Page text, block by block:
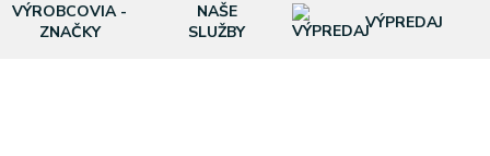
VÝROBCOVIA -
ZNAČKY
NAŠE
SLUŽBY
VÝPREDAJ